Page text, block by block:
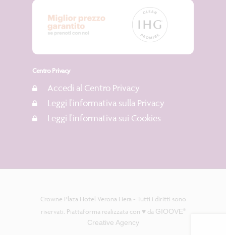
Centro Privacy
Accedi al Centro Privacy
Leggi l'informativa sulla Privacy
Leggi l'informativa sui Cookies
Crowne Plaza Hotel Verona Fiera - Tutti i diritti sono
riservati. Piattaforma realizzata con ♥️ da GIOOVE
Creative Agency